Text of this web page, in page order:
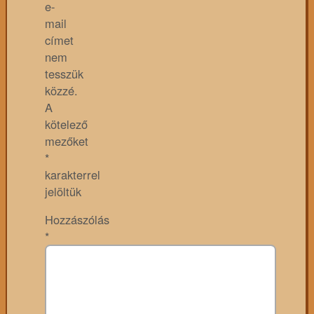
e-
mail
címet
nem
tesszük
közzé.
A
kötelező
mezőket
*
karakterrel
jelöltük
Hozzászólás
*